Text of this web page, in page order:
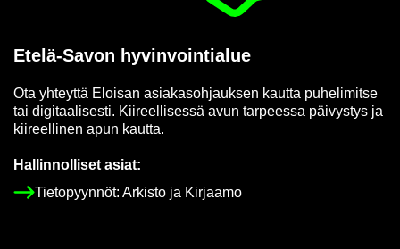
Etelä-​Savon hy­vin­voin­tia­lue
Ota yh­teyt­tä Eloi­san asia­kas­oh­jauk­sen kaut­ta pu­he­li­mit­se
tai di­gi­taa­li­ses­ti. Kii­reel­li­ses­sä avun tar­pees­sa päi­vys­tys ja
kii­reel­li­nen apun kaut­ta.
Hal­lin­nol­li­set asiat:
Tie­to­pyyn­nöt: Ar­kis­to ja Kir­jaa­mo